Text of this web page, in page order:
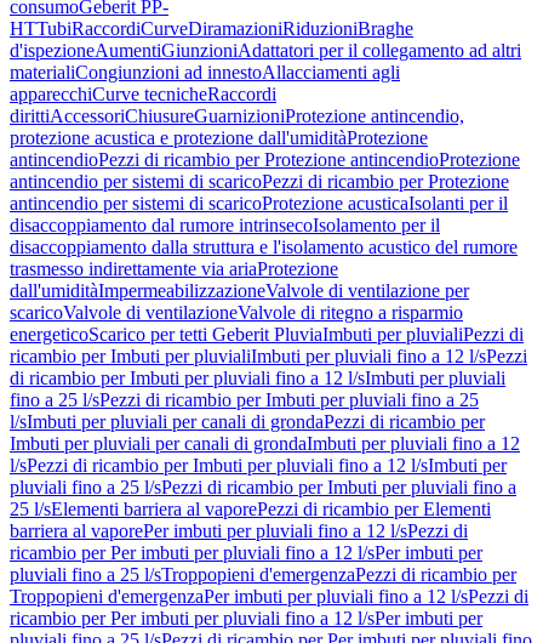
consumoGeberit PP-
HTTubiRaccordiCurveDiramazioniRiduzioniBraghe
d'ispezioneAumentiGiunzioniAdattatori per il collegamento ad altri
materialiCongiunzioni ad innestoAllacciamenti agli
apparecchiCurve tecnicheRaccordi
dirittiAccessoriChiusureGuarnizioniProtezione antincendio,
protezione acustica e protezione dall'umiditàProtezione
antincendioPezzi di ricambio per Protezione antincendioProtezione
antincendio per sistemi di scaricoPezzi di ricambio per Protezione
antincendio per sistemi di scaricoProtezione acusticaIsolanti per il
disaccoppiamento dal rumore intrinsecoIsolamento per il
disaccoppiamento dalla struttura e l'isolamento acustico del rumore
trasmesso indirettamente via ariaProtezione
dall'umiditàImpermeabilizzazioneValvole di ventilazione per
scaricoValvole di ventilazioneValvole di ritegno a risparmio
energeticoScarico per tetti Geberit PluviaImbuti per pluvialiPezzi di
ricambio per Imbuti per pluvialiImbuti per pluviali fino a 12 l/sPezzi
di ricambio per Imbuti per pluviali fino a 12 l/sImbuti per pluviali
fino a 25 l/sPezzi di ricambio per Imbuti per pluviali fino a 25
l/sImbuti per pluviali per canali di grondaPezzi di ricambio per
Imbuti per pluviali per canali di grondaImbuti per pluviali fino a 12
l/sPezzi di ricambio per Imbuti per pluviali fino a 12 l/sImbuti per
pluviali fino a 25 l/sPezzi di ricambio per Imbuti per pluviali fino a
25 l/sElementi barriera al vaporePezzi di ricambio per Elementi
barriera al vaporePer imbuti per pluviali fino a 12 l/sPezzi di
ricambio per Per imbuti per pluviali fino a 12 l/sPer imbuti per
pluviali fino a 25 l/sTroppopieni d'emergenzaPezzi di ricambio per
Troppopieni d'emergenzaPer imbuti per pluviali fino a 12 l/sPezzi di
ricambio per Per imbuti per pluviali fino a 12 l/sPer imbuti per